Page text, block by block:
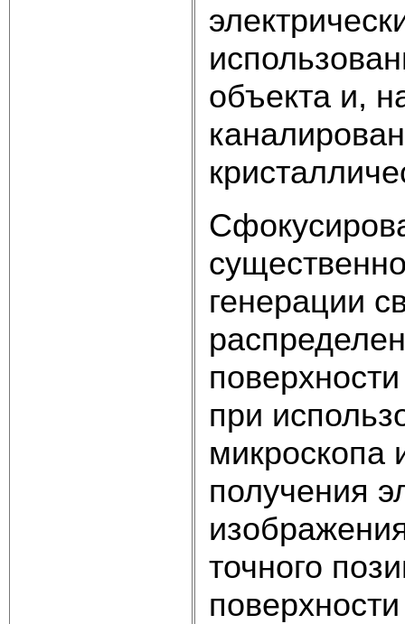
объекта и,
генерации
при
микроскопа
получения
точного